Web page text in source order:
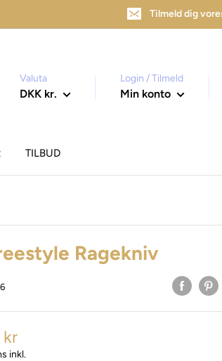
Tilmeld dig
Valuta
DKK kr.
Login / Tilmeld
Min konto
TILBUD
Ragekniv
inkl.